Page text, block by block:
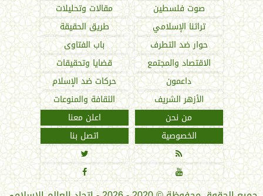
صوت فلسطين
مقالات وتحليلات
تراثنا الإسلامي
طريق الحقيقة
حوار ضد التطرف
باب الفتاوى
الاقتصاد والمجتمع
قضايا وتحقيقات
داعمون
حركات ضد الإسلام
الأزهر الشريف
الثقافة والمنوعات
من نحن
اعلن معنا
الخصوصية
اتصل بنا



